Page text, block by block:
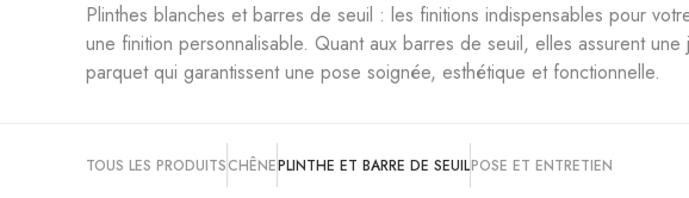
Plinthes blanches et barres de seuil : les finitions indispensables pour
une finition personnalisable. Quant aux barres de seuil, elles assurent
parquet qui garantissent une pose soignée, esthétique et fonctionnelle.
TOUS LES PRODUITSCHÊNEPLINTHE ET BARRE DE SEUILPOSE ET ENTRETIEN